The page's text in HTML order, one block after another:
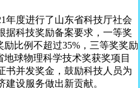
度进行了山东省科技厅社会
据科技奖励备案要求，一等奖
比例不超过35%，三等奖奖励
地球物理科学技术奖获奖项目
书并发奖金，鼓励科技人员为
设服务做出新贡献。